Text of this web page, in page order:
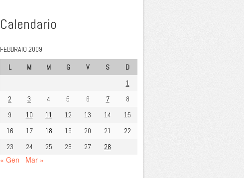
Calendario
FEBBRAIO 2009
L
M M G V S
D
1
2
3 4 5 6 7
8
9
10 11 12 13 14
15
16
17 18 19 20 21
22
23
24 25 26 27 28
« Gen Mar »